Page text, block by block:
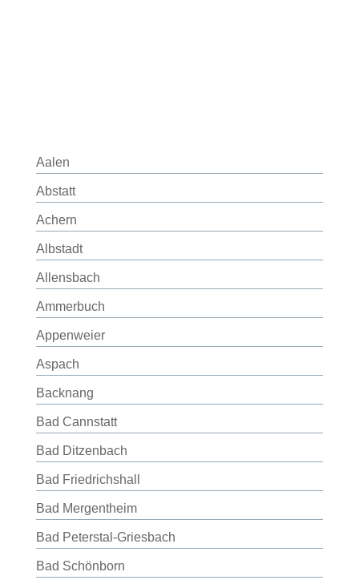
Aalen
Abstatt
Achern
Albstadt
Allensbach
Ammerbuch
Appenweier
Aspach
Backnang
Bad Cannstatt
Bad Ditzenbach
Bad Friedrichshall
Bad Mergentheim
Bad Peterstal-Griesbach
Bad Schönborn